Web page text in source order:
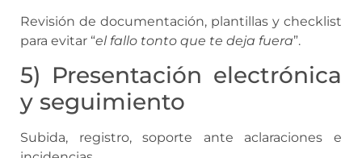
Revisión de documentación, plantillas y checklist
para evitar “el fallo tonto que te deja fuera”.
5) Presentación electrónica
y seguimiento
Subida, registro, soporte ante aclaraciones e